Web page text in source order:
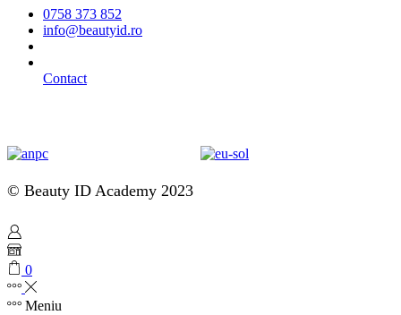
0758 373 852
info@beautyid.ro
Contact
© Beauty ID Academy 2023
0
Meniu